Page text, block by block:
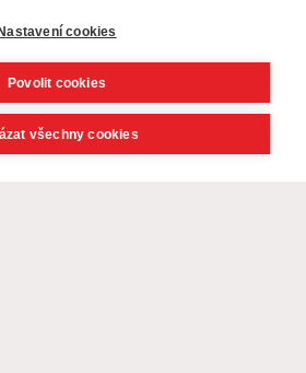
cookies
Povolit cookies
všechny cookies